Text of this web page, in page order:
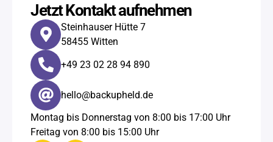
Jetzt Kontakt aufnehmen
Steinhauser Hütte 7
58455 Witten
+49 23 02 28 94 890​
hello@backupheld.de
Montag bis Donnerstag von 8:00 bis 17:00 Uhr
Freitag von 8:00 bis 15:00 Uhr